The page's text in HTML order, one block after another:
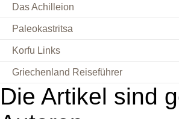
Das Achilleion
Paleokastritsa
Korfu Links
Griechenland Reiseführer
Die Artikel sind